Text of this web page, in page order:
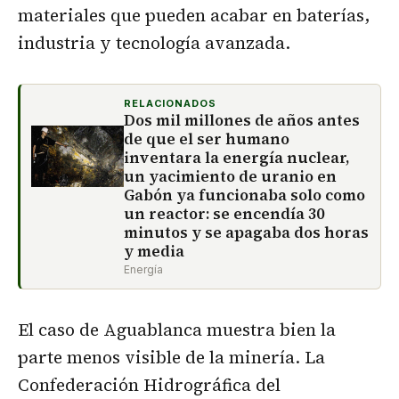
materiales que pueden acabar en baterías,
industria y tecnología avanzada.
RELACIONADOS
Dos mil millones de años antes
de que el ser humano
inventara la energía nuclear,
un yacimiento de uranio en
Gabón ya funcionaba solo como
un reactor: se encendía 30
minutos y se apagaba dos horas
y media
Energía
El caso de Aguablanca muestra bien la
parte menos visible de la minería. La
Confederación Hidrográfica del